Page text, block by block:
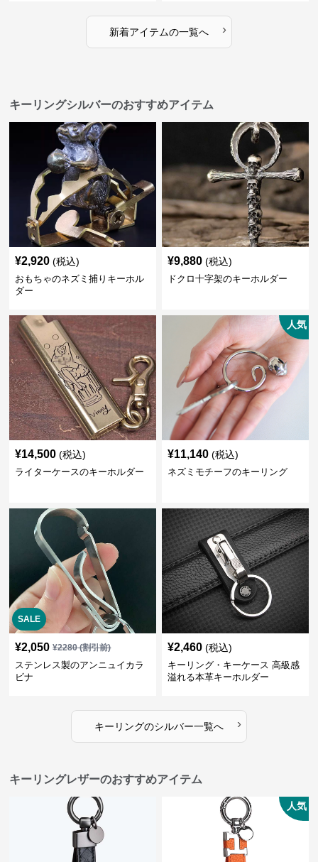
新着アイテムの一覧へ ›
キーリングシルバーのおすすめアイテム
¥2,920 (税込)
おもちゃのネズミ捕りキーホル
ダー
¥9,880 (税込)
ドクロ十字架のキーホルダー
¥14,500 (税込)
ライターケースのキーホルダー
人気
¥11,140 (税込)
ネズミモチーフのキーリング
SALE
¥2,050 ¥2280(割引前)
ステンレス製のアンニュイカラ
ビナ
¥2,460 (税込)
キーリング・キーケース 高級感
溢れる本革キーホルダー
キーリングのシルバー一覧へ ›
キーリングレザーのおすすめアイテム
人気